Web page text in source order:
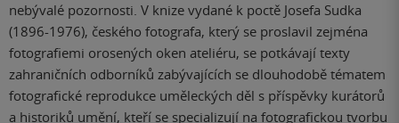
nebývalé pozornosti. V knize vydané k poctě Josefa Sudka
(1896-1976), českého fotografa, který se proslavil zejména
fotografiemi orosených oken ateliéru, se potkávají texty
zahraničních odborníků zabývajících se dlouhodobě tématem
fotografické reprodukce uměleckých děl s příspěvky kurátorů
a historiků umění, kteří se specializují na fotografickou tvorbu